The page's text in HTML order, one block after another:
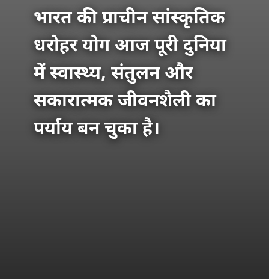
भारत की प्राचीन सांस्कृतिक
धरोहर योग आज पूरी दुनिया
में स्वास्थ्य, संतुलन और
सकारात्मक जीवनशैली का
पर्याय बन चुका है।